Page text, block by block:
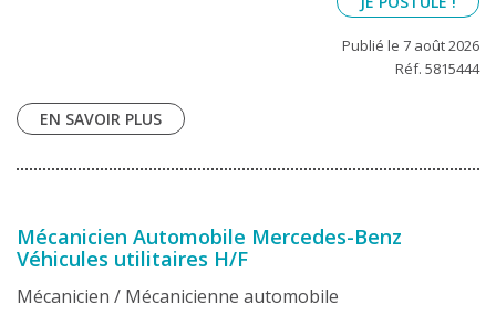
Publié le 7 août 2026
Réf. 5815444
EN SAVOIR PLUS
Mécanicien Automobile Mercedes-Benz
Véhicules utilitaires H/F
Mécanicien / Mécanicienne automobile